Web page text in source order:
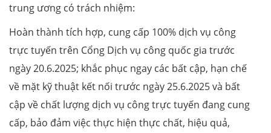
trung ương có trách nhiệm:
Hoàn thành tích hợp, cung cấp 100% dịch vụ công
trực tuyến trên Cổng Dịch vụ công quốc gia trước
ngày 20.6.2025; khắc phục ngay các bất cập, hạn chế
về mặt kỹ thuật kết nối trước ngày 25.6.2025 và bất
cập về chất lượng dịch vụ công trực tuyến đang cung
cấp, bảo đảm việc thực hiện thực chất, hiệu quả,